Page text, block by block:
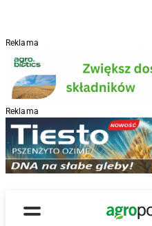
Reklama
Reklama
Menu
Main Logo